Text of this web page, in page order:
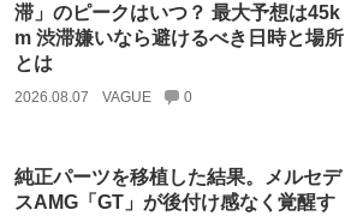
滞」のピークはいつ？ 最大予想は45k
m 渋滞嫌いなら避けるべき日時と場所
とは
2026.08.07 VAGUE 0
純正パーツを移植した結果。メルセデ
スAMG「GT」が後付け感なく覚醒す